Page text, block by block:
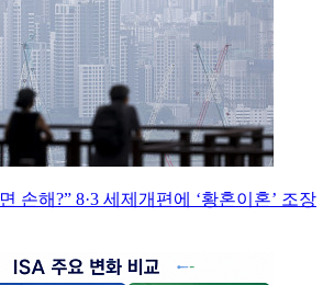
손해?” 8·3 세제개편에 ‘황혼이혼’ 조장